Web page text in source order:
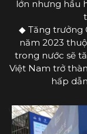
lớn nhưng hầu
◆ Tăng trưởng
năm 2023
trong nước sẽ
Việt Nam trở
hấp